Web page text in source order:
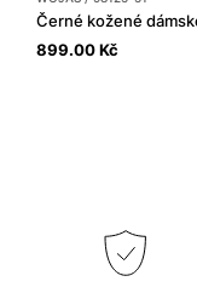
899.00 Kč